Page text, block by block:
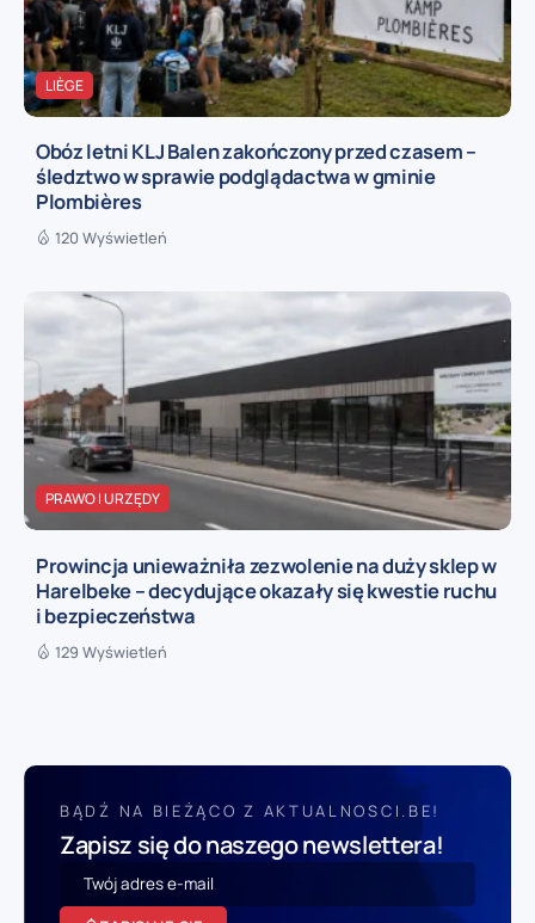
LIÈGE
Obóz letni KLJ Balen zakończony przed czasem –
śledztwo w sprawie podglądactwa w gminie
Plombières
120 Wyświetleń
PRAWO I URZĘDY
Prowincja unieważniła zezwolenie na duży sklep w
Harelbeke – decydujące okazały się kwestie ruchu
i bezpieczeństwa
129 Wyświetleń
BĄDŹ NA BIEŻĄCO Z AKTUALNOSCI.BE!
Zapisz się do naszego newslettera!